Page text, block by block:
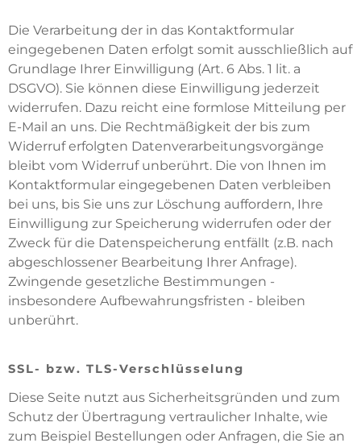
Die Verarbeitung der in das Kontaktformular
eingegebenen Daten erfolgt somit ausschließlich auf
Grundlage Ihrer Einwilligung (Art. 6 Abs. 1 lit. a
DSGVO). Sie können diese Einwilligung jederzeit
widerrufen. Dazu reicht eine formlose Mitteilung per
E-Mail an uns. Die Rechtmäßigkeit der bis zum
Widerruf erfolgten Datenverarbeitungsvorgänge
bleibt vom Widerruf unberührt. Die von Ihnen im
Kontaktformular eingegebenen Daten verbleiben
bei uns, bis Sie uns zur Löschung auffordern, Ihre
Einwilligung zur Speicherung widerrufen oder der
Zweck für die Datenspeicherung entfällt (z.B. nach
abgeschlossener Bearbeitung Ihrer Anfrage).
Zwingende gesetzliche Bestimmungen -
insbesondere Aufbewahrungsfristen - bleiben
unberührt.
SSL- bzw. TLS-Verschlüsselung
Diese Seite nutzt aus Sicherheitsgründen und zum
Schutz der Übertragung vertraulicher Inhalte, wie
zum Beispiel Bestellungen oder Anfragen, die Sie an